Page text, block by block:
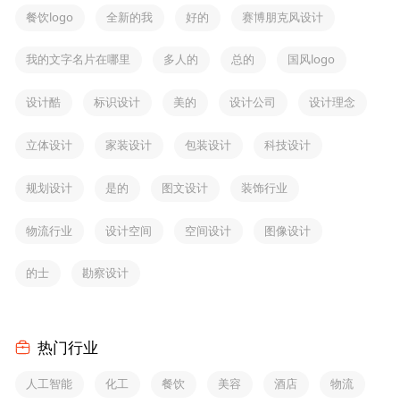
餐饮logo 全新的我 好的 赛博朋克风设计
我的文字名片在哪里 多人的 总的 国风logo
设计酷 标识设计 美的 设计公司 设计理念
立体设计 家装设计 包装设计 科技设计
规划设计 是的 图文设计 装饰行业
物流行业 设计空间 空间设计 图像设计
的士 勘察设计
热门行业
人工智能 化工 餐饮 美容 酒店 物流